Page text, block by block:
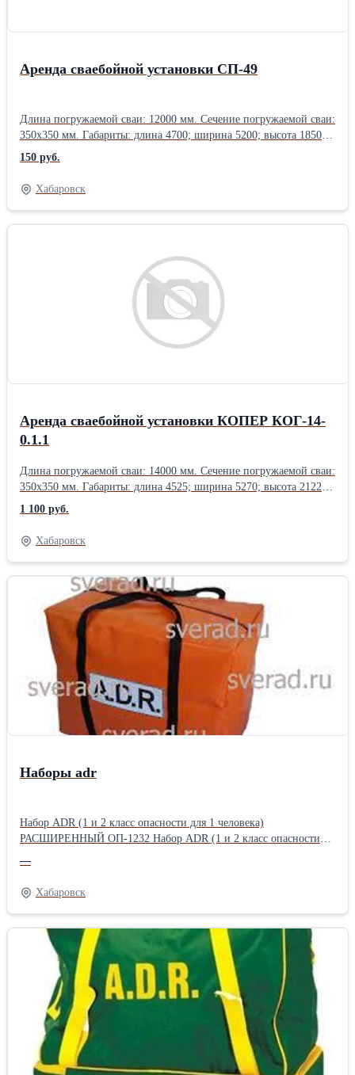
Аренда сваебойной установки СП-49
Длина погружаемой сваи: 12000 мм. Сечение погружаемой сваи:
350х350 мм. Габариты: длина 4700; ширина 5200; высота 18500
мм. Масса установки: 28 т.
150 руб.
Хабаровск
Аренда сваебойной установки КОПЕР КОГ-14-
0.1.1
Длина погружаемой сваи: 14000 мм. Сечение погружаемой сваи:
350х350 мм. Габариты: длина 4525; ширина 5270; высота 212220
мм. Масса установки: 30.5 т.
1 100 руб.
Хабаровск
Наборы adr
Набор ADR (1 и 2 класс опасности для 1 человека)
РАСШИРЕННЫЙ ОП-1232 Набор ADR (1 и 2 класс опасности
класс опасности для 1 человека) СТАНДАРТ ОП-1328 Набор
ADR (2.3 класс опасности для 1 человека) ЭКОНОМ ОП-1328-1
Набор ADR (3 класс опасности, для 1 человека)
РАСШИРЕННЫЙ ОП-1229 Набор ADR (3 класс опасности, для 1
человека) СТАНДАРТ ОП-1326 Набор ADR (3 класс опасности,
для 1 человека) ЭКОНОМ ОП-1326-1 Набор ADR (4.1; 4.3; 8; 9
класс опасности, для 1 человека) СТАНДАРТ ОП-1329 Набор
ADR (4.1; 4.3; 8; 9 класс опасности, для 1 человека) ЭКОНОМ
ОП-1329-1 Набор ADR (4.2; 5; 6.2; классы опасности, для 1
человека) РАСШИРЕННЫЙ ОП-1230 Набор ADR (4.2; 5; 6.2;
классы опасности, для 1 человека) СТАНДАРТ ОП-1327 Набор
ADR (4.2; 5; 6.2; классы опасности, для 1 человека) ЭКОНОМ
—
Хабаровск